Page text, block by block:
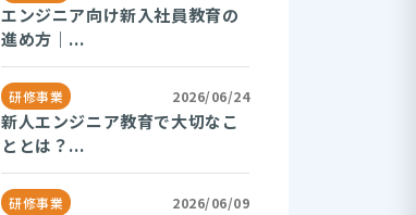
エンジニア向け新入社員教育の
進め方｜...
研修事業 2026/06/24
新人エンジニア教育で大切なこ
ととは？...
研修事業 2026/06/09